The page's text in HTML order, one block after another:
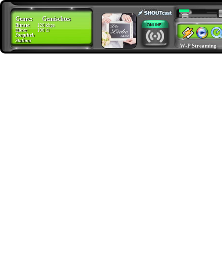
Station: Radio Dardesheim
Songtitel: Gemischtes
Hörer: 100 ∅
Bitrate: 128 kbps
Genre: Gemischtes
W-P Streaming